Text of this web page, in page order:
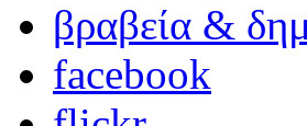
βραβεία &
facebook